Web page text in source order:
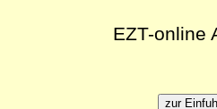
EZT-online